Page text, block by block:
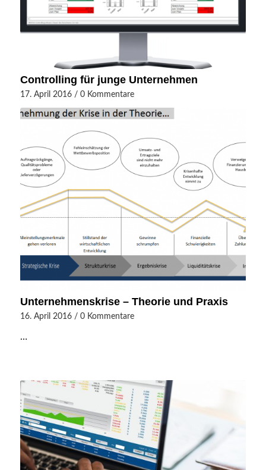
Controlling für junge Unternehmen
17. April 2016 / 0 Kommentare
Unternehmenskrise – Theorie und Praxis
16. April 2016 / 0 Kommentare
…